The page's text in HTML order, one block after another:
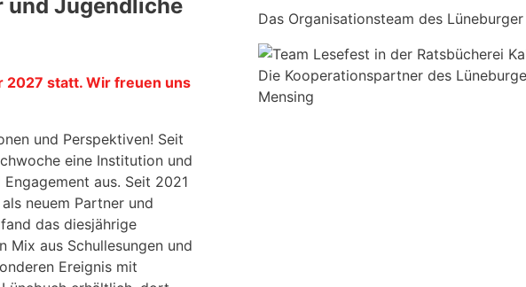
und Jugendliche
2027 statt. Wir freuen uns
und Perspektiven! Seit
eine Institution und
aus. Seit 2021
neuem Partner und
das diesjährige
Mix aus Schullesungen und
Ereignis mit
Das Organisationsteam des
Die Kooperationspartner des
Mensing